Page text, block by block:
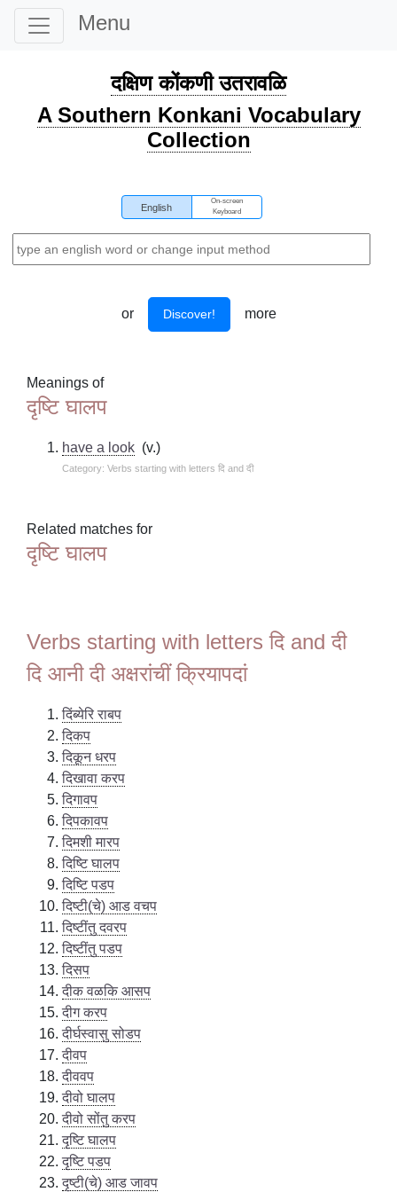
Menu
दक्षिण कोंकणी उतरावळि
A Southern Konkani Vocabulary
Collection
English
On-screen
Keyboard
or Discover! more
Meanings of
दृष्टि घालप
have a look (v.)
Category: Verbs starting with letters दि and दी
Related matches for
दृष्टि घालप
Verbs starting with letters दि and दी
दि आनी दी अक्षरांचीं क्रियापदां
दिंब्येरि राबप
दिकप
दिकून धरप
दिखावा करप
दिगावप
दिपकावप
दिमशी मारप
दिष्टि घालप
दिष्टि पडप
दिष्टी(चे) आड वचप
दिष्टींतु दवरप
दिष्टींतु पडप
दिसप
दीक वळकि आसप
दीग करप
दीर्घस्वासु सोडप
दीवप
दीववप
दीवो घालप
दीवो सोंतु करप
दृष्टि घालप
दृष्टि पडप
दृष्टी(चे) आड जावप